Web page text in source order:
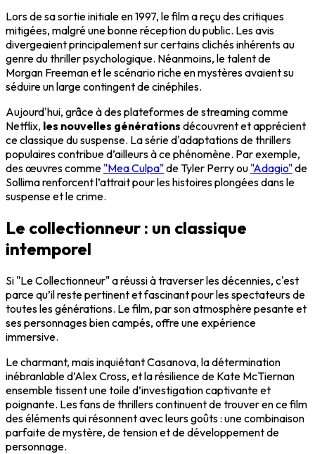
Lors de sa sortie initiale en 1997, le film a reçu des critiques
mitigées, malgré une bonne réception du public. Les avis
divergeaient principalement sur certains clichés inhérents au
genre du thriller psychologique. Néanmoins, le talent de
Morgan Freeman et le scénario riche en mystères avaient su
séduire un large contingent de cinéphiles.
Aujourd'hui, grâce à des plateformes de streaming comme
Netflix, les nouvelles générations découvrent et apprécient
ce classique du suspense. La série d'adaptations de thrillers
populaires contribue d’ailleurs à ce phénomène. Par exemple,
des œuvres comme "Mea Culpa"de Tyler Perry ou "Adagio"de
Sollima renforcent l’attrait pour les histoires plongées dans le
suspense et le crime.
Le collectionneur : un classique
intemporel
Si "Le Collectionneur" a réussi à traverser les décennies, c'est
parce qu’il reste pertinent et fascinant pour les spectateurs de
toutes les générations. Le film, par son atmosphère pesante et
ses personnages bien campés, offre une expérience
immersive.
Le charmant, mais inquiétant Casanova, la détermination
inébranlable d’Alex Cross, et la résilience de Kate McTiernan
ensemble tissent une toile d’investigation captivante et
poignante. Les fans de thrillers continuent de trouver en ce film
des éléments qui résonnent avec leurs goûts : une combinaison
parfaite de mystère, de tension et de développement de
personnage.